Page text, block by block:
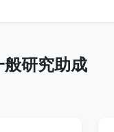
研究助成